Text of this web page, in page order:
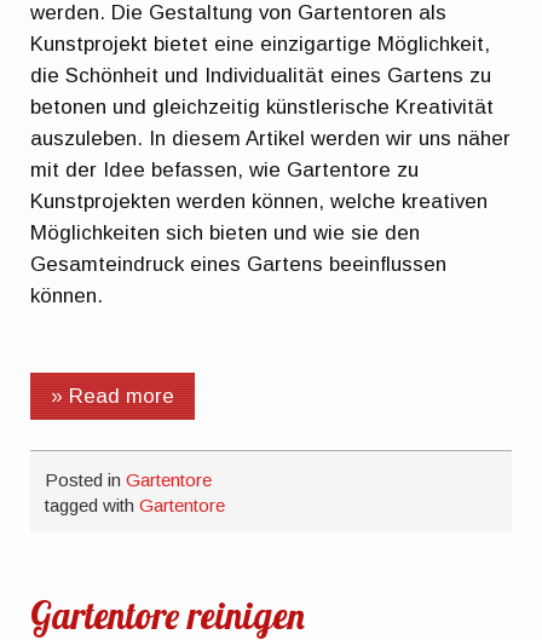
werden. Die Gestaltung von Gartentoren als
Kunstprojekt bietet eine einzigartige Möglichkeit,
die Schönheit und Individualität eines Gartens zu
betonen und gleichzeitig künstlerische Kreativität
auszuleben. In diesem Artikel werden wir uns näher
mit der Idee befassen, wie Gartentore zu
Kunstprojekten werden können, welche kreativen
Möglichkeiten sich bieten und wie sie den
Gesamteindruck eines Gartens beeinflussen
können.
» Read more
Posted inGartentore
tagged withGartentore
Gartentore reinigen